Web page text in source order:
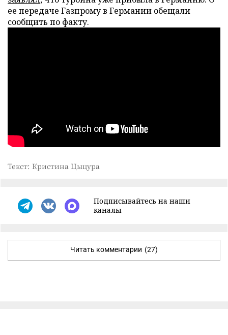
ее передаче Газпрому в Германии обещали
сообщить по факту.
Текст: Кристина Цыцура
Подписывайтесь на наши
каналы
Читать комментарии (27)